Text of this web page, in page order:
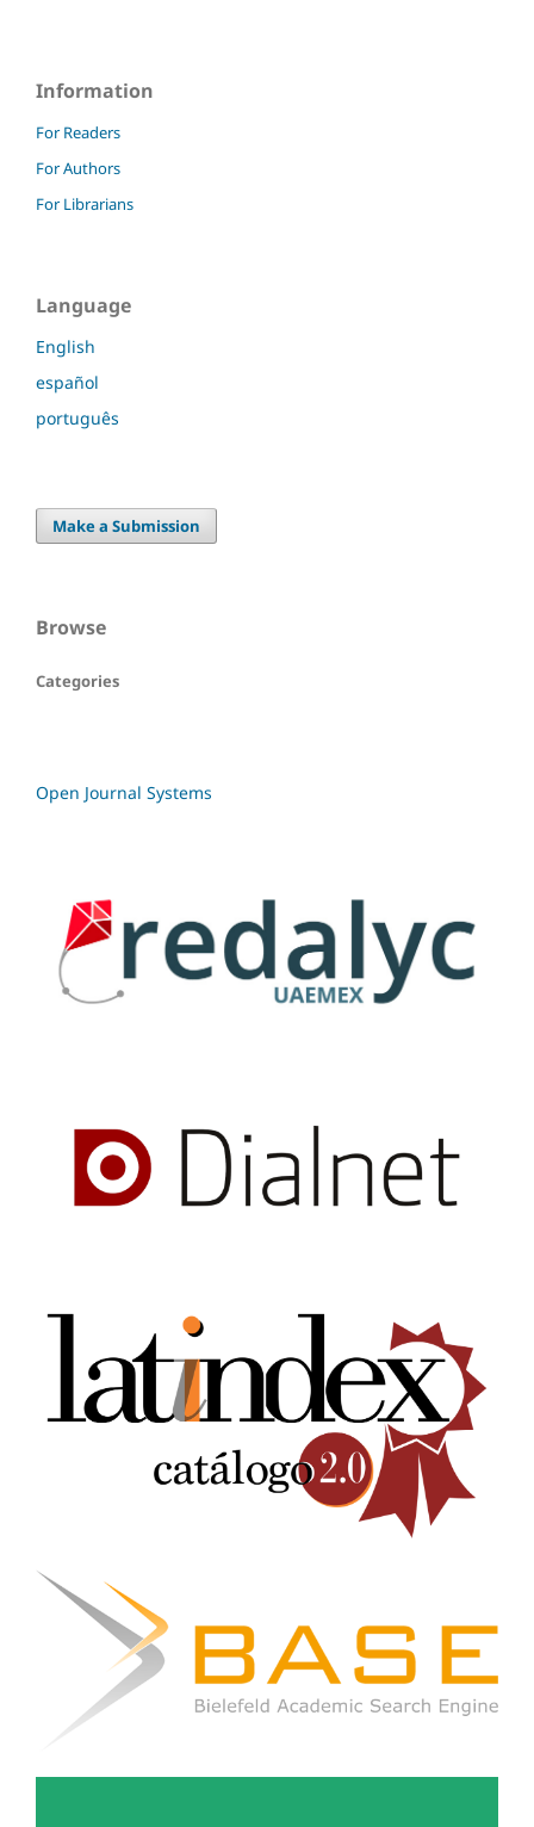
Information
For Readers
For Authors
For Librarians
Language
English
español
português
Make a Submission
Browse
Categories
Open Journal Systems